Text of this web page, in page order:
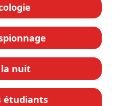
la nuit
étudiants